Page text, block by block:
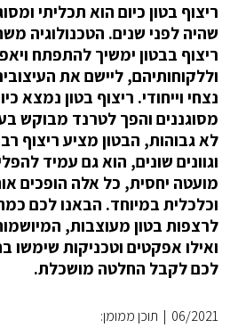
ריצוף בטון כיום הוא תכליתי
שהיה לפני שנים. הטכנולוגיה
ריצוף בבטון ימשיך להתפתח
וללקוחותיהם, ליישם את
נצחי וייחודי. ריצוף בטון נמצא
מסוגננים והפך לטרנד מבוקש
לא גבוהות, הבטון מציע ריצוף
וגוונים שונים, הוא גם עמיד
מועטה יחסית, כל אלה הופכים
וכלכלית במיוחד. הבאנו לכם
לרצפות בטון מעוצבות,
ואילו אפקטים וטכניקות שימשו
לכם לקבל החלטה מושכלת.
06/2021
| תוכן ממומן: